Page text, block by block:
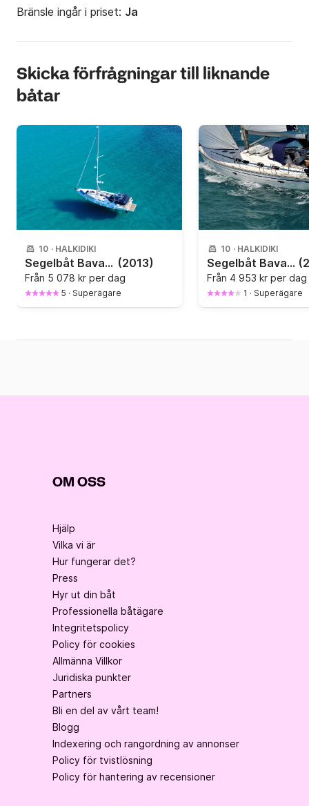
Bränsle ingår i priset: Ja
Skicka förfrågningar till liknande
båtar
10 · HALKIDIKI
Segelbåt Bavaria 46 Cruiser 14m (2013)
Från 5 078 kr per dag
5 · Superägare
10 · HALKIDIKI
Segelbåt Bavaria Cruiser 46 14m
Från 4 953 kr per dag
1 · Superägare
OM OSS
Hjälp
Vilka vi är
Hur fungerar det?
Press
Hyr ut din båt
Professionella båtägare
Integritetspolicy
Policy för cookies
Allmänna Villkor
Juridiska punkter
Partners
Bli en del av vårt team!
Blogg
Indexering och rangordning av annonser
Policy för tvistlösning
Policy för hantering av recensioner